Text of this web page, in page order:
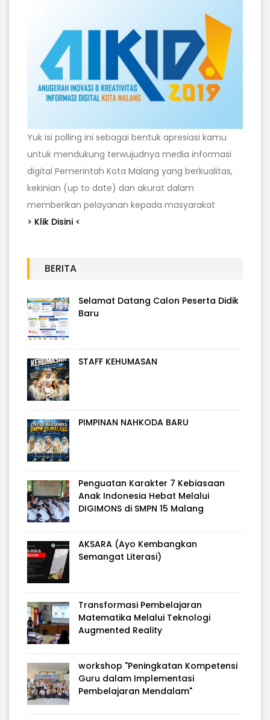
Yuk isi polling ini sebagai bentuk apresiasi kamu
untuk mendukung terwujudnya media informasi
digital Pemerintah Kota Malang yang berkualitas,
kekinian (up to date) dan akurat dalam
memberikan pelayanan kepada masyarakat
> Klik Disini <
BERITA
Selamat Datang Calon Peserta Didik
Baru
STAFF KEHUMASAN
PIMPINAN NAHKODA BARU
Penguatan Karakter 7 Kebiasaan
Anak Indonesia Hebat Melalui
DIGIMONS di SMPN 15 Malang
AKSARA (Ayo Kembangkan
Semangat Literasi)
Transformasi Pembelajaran
Matematika Melalui Teknologi
Augmented Reality
workshop "Peningkatan Kompetensi
Guru dalam Implementasi
Pembelajaran Mendalam"